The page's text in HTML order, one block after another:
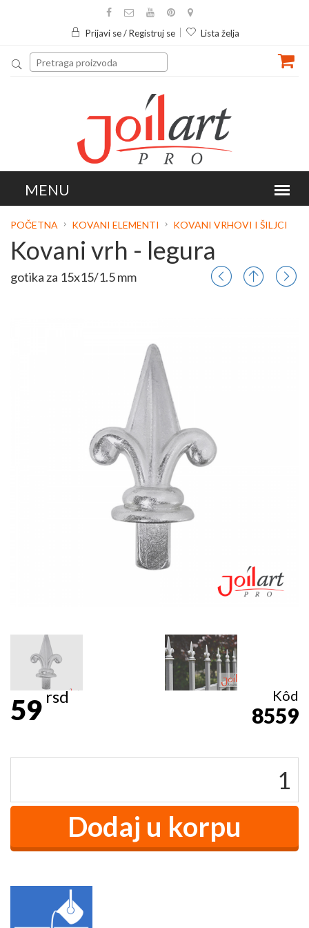
Prijavi se / Registruj se Lista želja
POČETNA KOVANI ELEMENTI KOVANI VRHOVI I ŠILJCI
Kovani vrh - legura
gotika za 15x15/1.5 mm
59rsd Kôd
8559